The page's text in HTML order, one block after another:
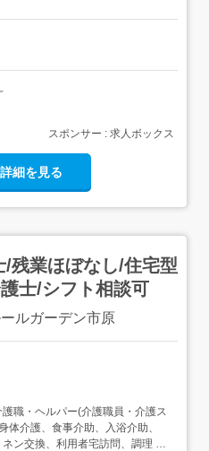
スポンサー : 求人ボックス
細を見る
残業ほぼなし/住宅型
士/シフト相談可
ルガーデン市原
護職・ヘルパー(介護職員・介護ス
体介護、食事介助、入浴介助、
ン交換、利用者宅訪問、調理 給